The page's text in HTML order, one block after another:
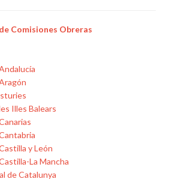
Comisiones Obreras
Illes Balears
y León
La Mancha
de Catalunya